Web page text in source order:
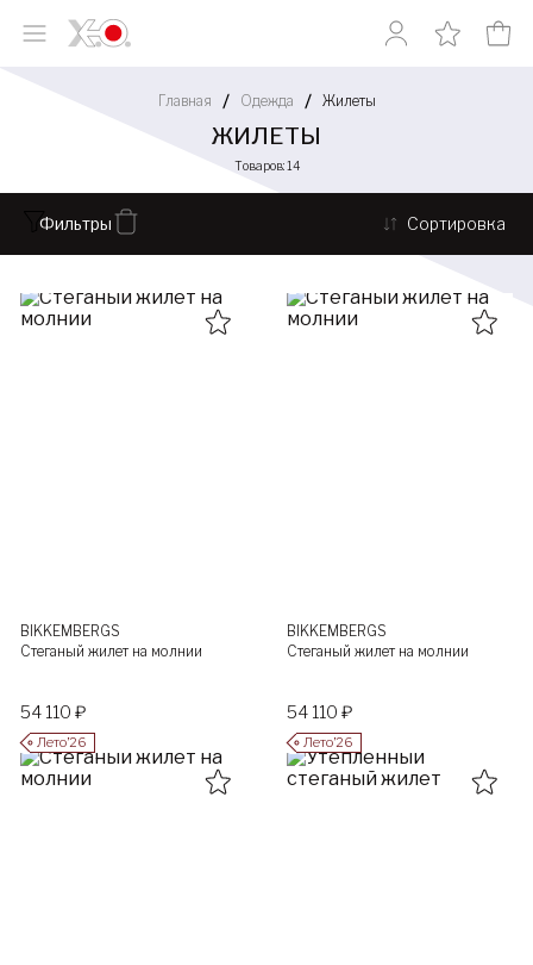
Главная Одежда Жилеты
ЖИЛЕТЫ
Товаров: 14
Фильтры Сортировка
BIKKEMBERGS
Стеганый жилет на молнии
54 110 ₽
Лето’26
BIKKEMBERGS
Стеганый жилет на молнии
54 110 ₽
Лето’26